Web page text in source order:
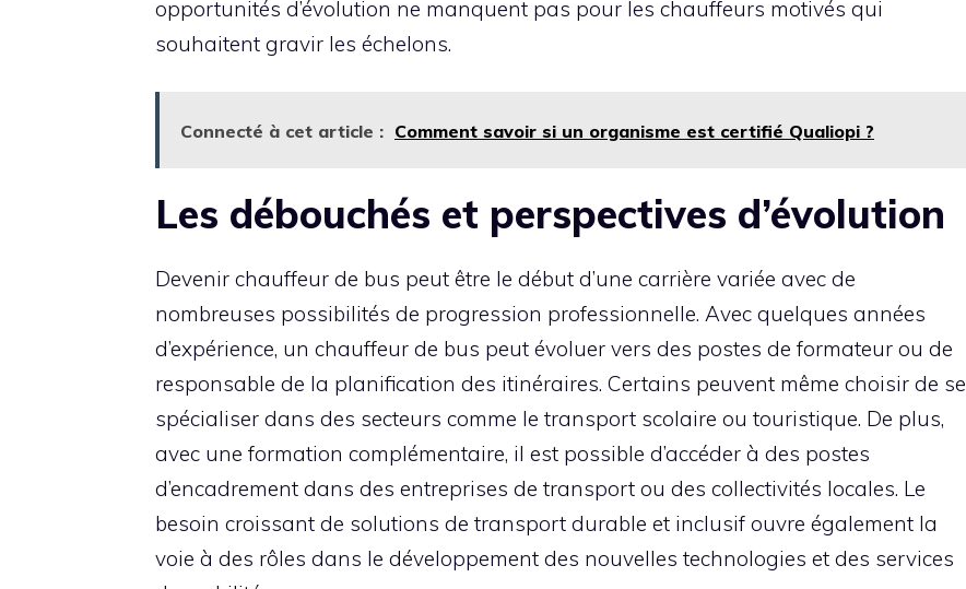
opportunités d’évolution ne manquent pas pour les chauffeurs motivés qui
souhaitent gravir les échelons.
Connecté à cet article : Comment savoir si un organisme est certifié Qualiopi ?
Les débouchés et perspectives d’évolution
Devenir chauffeur de bus peut être le début d’une carrière variée avec de
nombreuses possibilités de progression professionnelle. Avec quelques années
d’expérience, un chauffeur de bus peut évoluer vers des postes de formateur ou de
responsable de la planification des itinéraires. Certains peuvent même choisir de se
spécialiser dans des secteurs comme le transport scolaire ou touristique. De plus,
avec une formation complémentaire, il est possible d’accéder à des postes
d’encadrement dans des entreprises de transport ou des collectivités locales. Le
besoin croissant de solutions de transport durable et inclusif ouvre également la
voie à des rôles dans le développement des nouvelles technologies et des services